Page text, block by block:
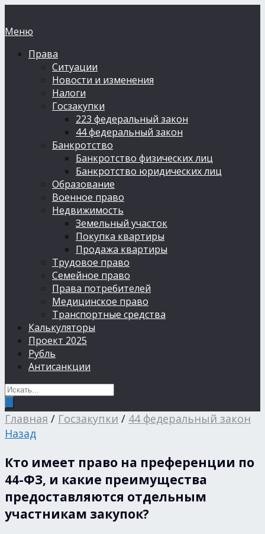
Меню
Права
Ситуации
Новости и изменения
Налоги
Госзакупки
223 федеральный закон
44 федеральный закон
Банкротство
Банкротство физических лиц
Банкротство юридических лиц
Образование
Военное право
Недвижимость
Земельный участок
Покупка квартиры
Продажа квартиры
Трудовое право
Семейное право
Права потребителей
Медицинское право
Транспортные средства
Калькуляторы
Проект 2025
Рубль
Антисанкции
Главная / Госзакупки / 44 федеральный закон
Назад
Кто имеет право на преференции по
44-ФЗ, и какие преимущества
предоставляются отдельным
участникам закупок?